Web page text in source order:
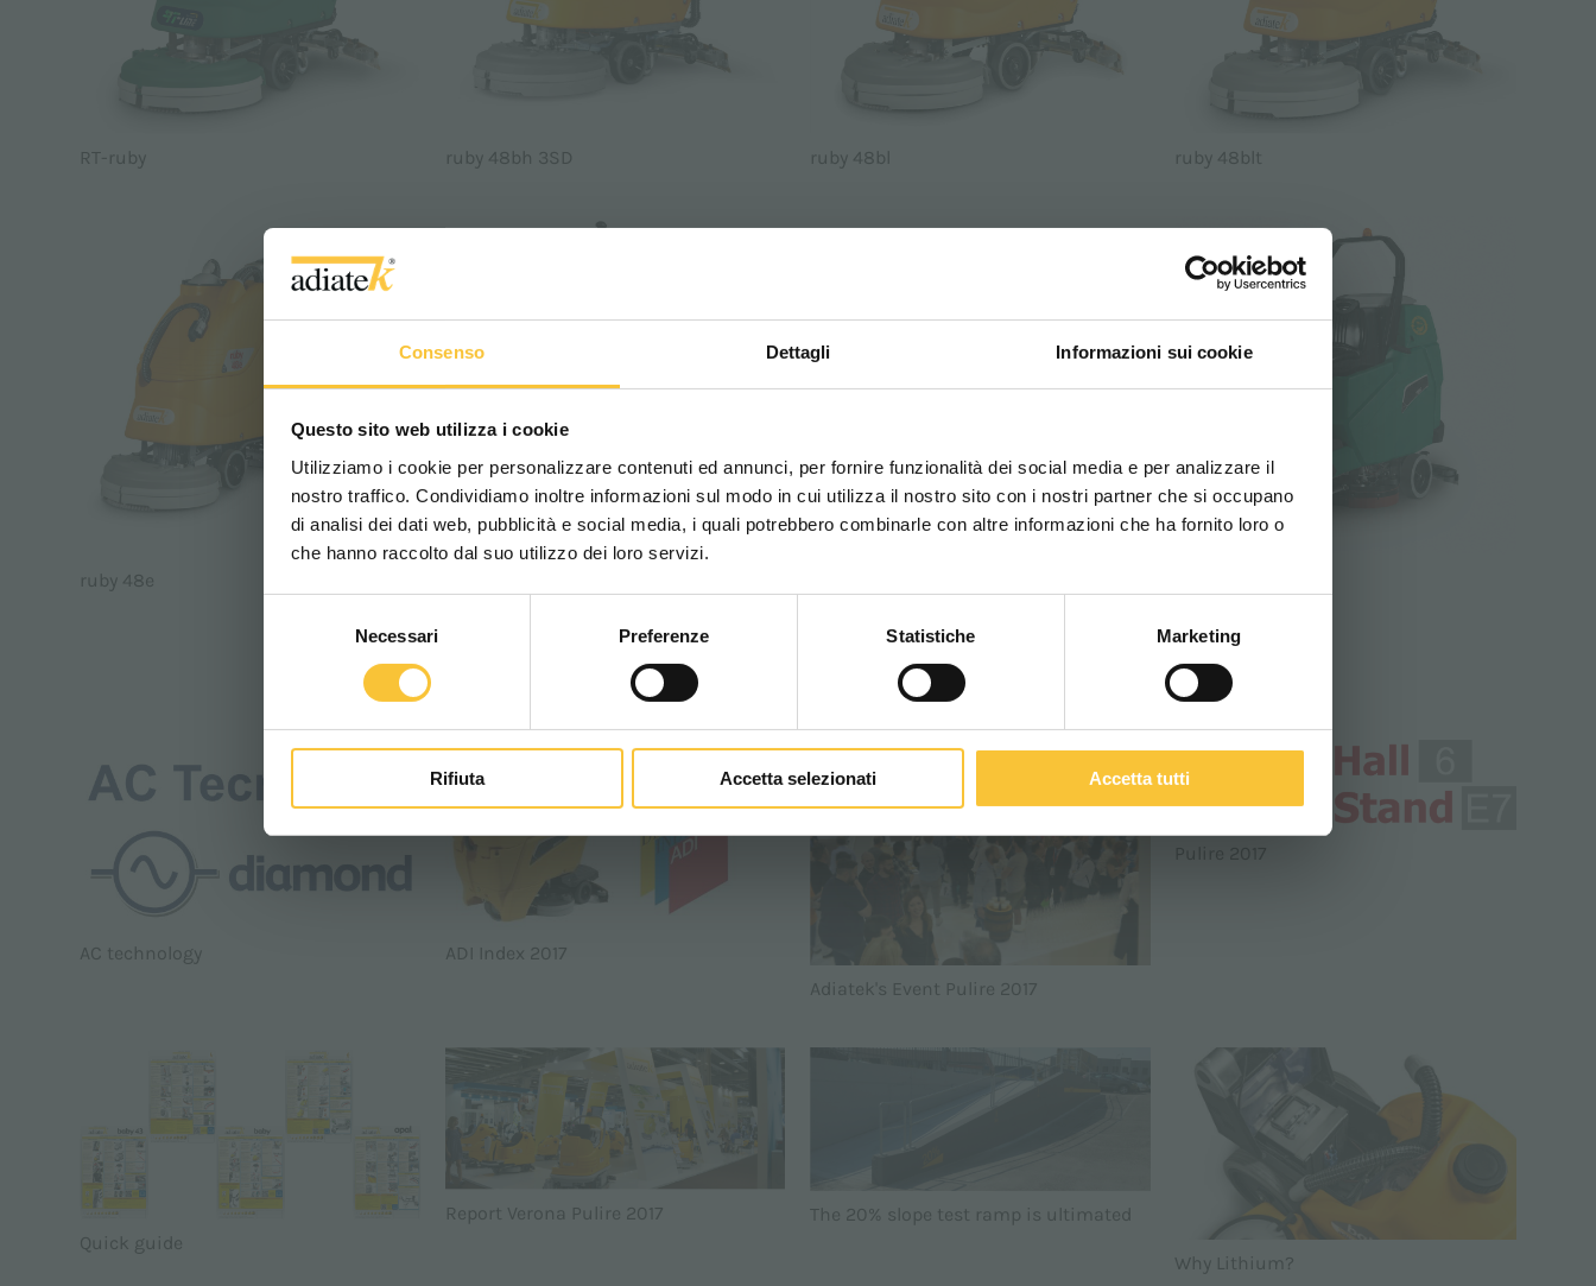
Consenso Dettagli Informazioni sui cookie
Questo sito web utilizza i cookie
Utilizziamo i cookie per personalizzare contenuti ed annunci, per fornire funzionalità dei social media e per analizzare il
nostro traffico. Condividiamo inoltre informazioni sul modo in cui utilizza il nostro sito con i nostri partner che si occupano
di analisi dei dati web, pubblicità e social media, i quali potrebbero combinarle con altre informazioni che ha fornito loro o
che hanno raccolto dal suo utilizzo dei loro servizi.
Necessari Preferenze Statistiche Marketing
Rifiuta Accetta selezionati Accetta tutti
RT-ruby ruby 48bh 3SD ruby 48bl ruby 48blt
ruby 48e
COMPANY, ADIATEK, HIGHLIGHTS: INDUSTRIAL FLOOR WASHERS
AC technology
ADI Index 2017
Adiatek's Event Pulire 2017
Pulire 2017
Quick guide
Report Verona Pulire 2017 The 20% slope test ramp is ultimated
Why Lithium?
WORLDWIDE ITALIANO